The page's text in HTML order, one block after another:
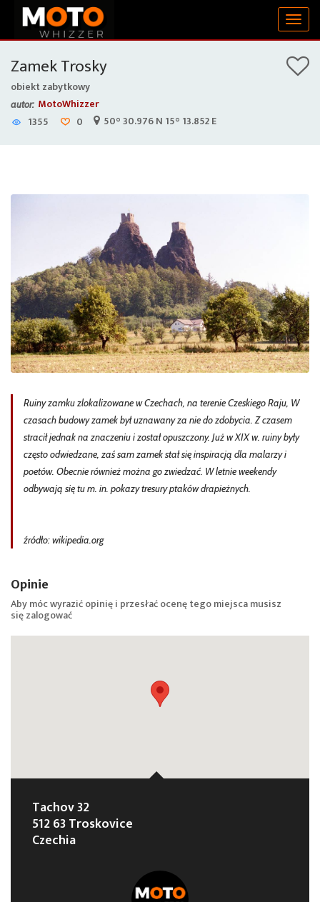
Zamek Trosky
obiekt zabytkowy
autor: MotoWhizzer
1355
0 50° 30.976 N 15° 13.852 E
Ruiny zamku zlokalizowane w Czechach, na terenie Czeskiego Raju, W
czasach budowy zamek był uznawany za nie do zdobycia. Z czasem
stracił jednak na znaczeniu i został opuszczony. Już w XIX w. ruiny były
często odwiedzane, zaś sam zamek stał się inspiracją dla malarzy i
poetów. Obecnie również można go zwiedzać. W letnie weekendy
odbywają się tu m. in. pokazy tresury ptaków drapieżnych.
źródło: wikipedia.org
Opinie
Aby móc wyrazić opinię i przesłać ocenę tego miejsca musisz
sięzalogować
Tachov 32
512 63 Troskovice
Czechia